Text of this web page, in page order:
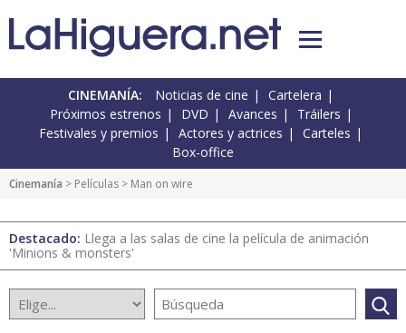
CINEMANÍA: Noticias de cine
Cartelera
Próximos estrenos
DVD Avances
Tráilers
Festivales y premios
Actores y actrices
Carteles
Box-office
Cinemanía > Películas > Man on wire
Destacado: Llega a las salas de cine la película de animación
'Minions & monsters'